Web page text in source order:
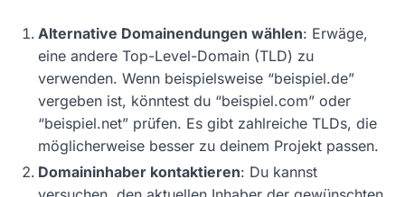
Alternative Domainendungen wählen: Erwäge,
eine andere Top-Level-Domain (TLD) zu
verwenden. Wenn beispielsweise “beispiel.de”
vergeben ist, könntest du “beispiel.com” oder
“beispiel.net” prüfen. Es gibt zahlreiche TLDs, die
möglicherweise besser zu deinem Projekt passen.
Domaininhaber kontaktieren: Du kannst